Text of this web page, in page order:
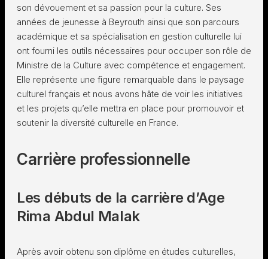
son dévouement et sa passion pour la culture. Ses
années de jeunesse à Beyrouth ainsi que son parcours
académique et sa spécialisation en gestion culturelle lui
ont fourni les outils nécessaires pour occuper son rôle de
Ministre de la Culture avec compétence et engagement.
Elle représente une figure remarquable dans le paysage
culturel français et nous avons hâte de voir les initiatives
et les projets qu’elle mettra en place pour promouvoir et
soutenir la diversité culturelle en France.
Carrière professionnelle
Les débuts de la carrière d’Age
Rima Abdul Malak
Après avoir obtenu son diplôme en études culturelles,